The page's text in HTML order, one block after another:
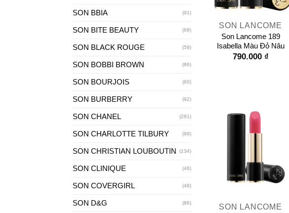
SON BBIA (91)
SON BITE BEAUTY (68)
SON BLACK ROUGE (59)
SON BOBBI BROWN (86)
SON BOURJOIS (60)
SON BURBERRY (92)
SON CHANEL (281)
SON CHARLOTTE TILBURY (99)
SON CHRISTIAN LOUBOUTIN (134)
SON CLINIQUE (46)
SON COVERGIRL (48)
SON D&G (86)
+
SON LANCOME
Son Lancome 189
Isabella Màu Đỏ Nâu
790.000 ₫
SON LANCOME